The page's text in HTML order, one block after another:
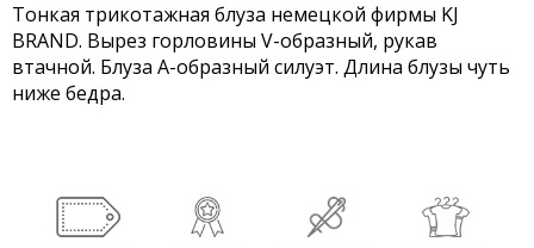
Тонкая трикотажная блуза немецкой фирмы KJ
BRAND. Вырез горловины V-образный, рукав
втачной. Блуза А-образный силуэт. Длина блузы чуть
ниже бедра.